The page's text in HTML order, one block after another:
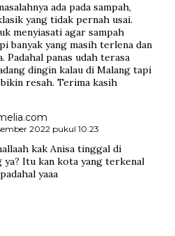
ada pada sampah,
yang tidak pernah usai.
menyiasati agar sampah
banyak yang masih terlena dan
Padahal panas udah terasa
dingin kalau di Malang tapi
resah. Terima kasih
2022 pukul 10.23
kak Anisa tinggal di
ya? Itu kan kota yang terkenal
yaaa